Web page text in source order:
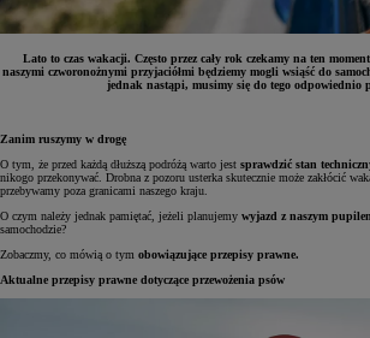
Lato to czas wakacji. Często przez cały rok czekamy na ten
naszymi czworonożnymi przyjaciółmi będziemy mogli wsiąść do
jednak nastąpi, musimy się do tego odpowiednio
Zanim ruszymy w drogę
O tym, że przed każdą dłuższą podróżą warto jest sprawdzić stan
nikogo przekonywać. Drobna z pozoru usterka skutecznie może zakłócić
przebywamy poza granicami naszego kraju.
O czym należy jednak pamiętać, jeżeli planujemy wyjazd z naszym
samochodzie?
Zobaczmy, co mówią o tym obowiązujące przepisy prawne.
Aktualne przepisy prawne dotyczące przewożenia psów